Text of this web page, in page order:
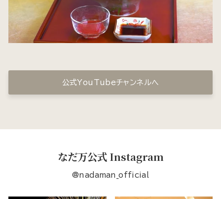
公式YouTubeチャンネルへ
なだ万公式 Instagram
@nadaman_official